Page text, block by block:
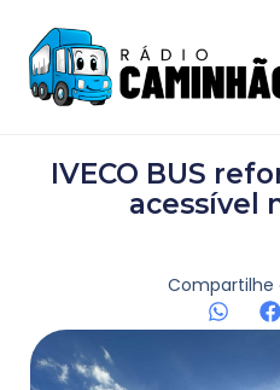
IVECO BUS
acessível
Compartilhe